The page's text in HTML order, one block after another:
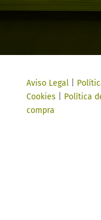
Aviso Legal|
Cookies
Política
compra